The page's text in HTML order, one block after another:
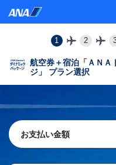
1 2
航空券＋宿泊「ＡＮＡ
ジ」 プラン選択
お支払い金額